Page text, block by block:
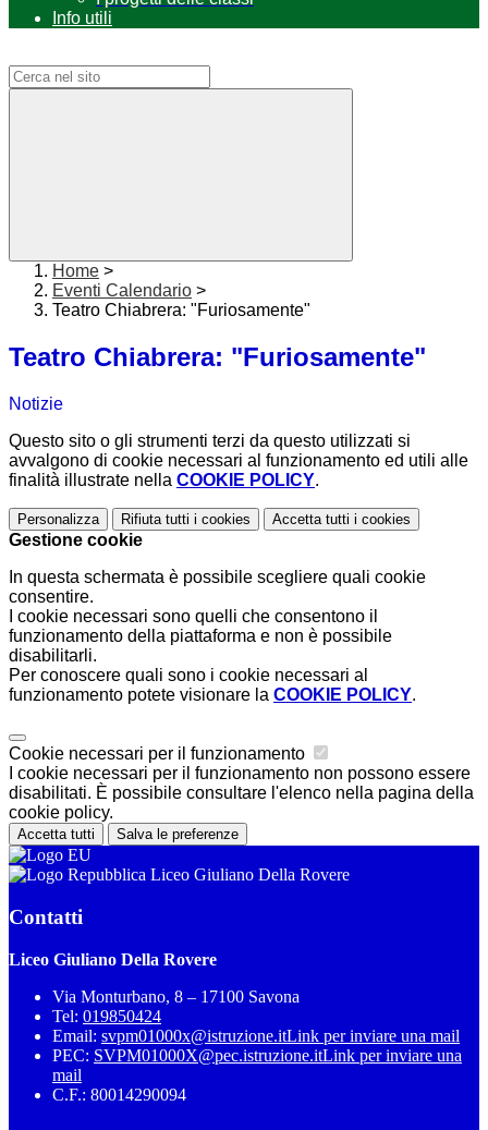
Info utili
Home >
Eventi Calendario >
Teatro Chiabrera: "Furiosamente"
Teatro Chiabrera: "Furiosamente"
Notizie
Questo sito o gli strumenti terzi da questo utilizzati si
avvalgono di cookie necessari al funzionamento ed utili alle
finalità illustrate nella COOKIE POLICY.
Personalizza Rifiuta tutti i cookies Accetta tutti i cookies
Gestione cookie
In questa schermata è possibile scegliere quali cookie
consentire.
I cookie necessari sono quelli che consentono il
funzionamento della piattaforma e non è possibile
disabilitarli.
Per conoscere quali sono i cookie necessari al
funzionamento potete visionare la COOKIE POLICY.
Cookie necessari per il funzionamento
I cookie necessari per il funzionamento non possono essere
disabilitati. È possibile consultare l'elenco nella pagina della
cookie policy.
Accetta tutti Salva le preferenze
Liceo Giuliano Della Rovere
Contatti
Liceo Giuliano Della Rovere
Via Monturbano, 8 – 17100 Savona
Tel: 019850424
Email: svpm01000x@istruzione.itLink per inviare una mail
PEC: SVPM01000X@pec.istruzione.itLink per inviare una
mail
C.F.: 80014290094